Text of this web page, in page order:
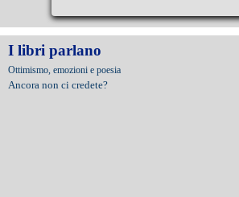
I libri parlano
Ottimismo, emozioni e poesia
Ancora non ci credete?